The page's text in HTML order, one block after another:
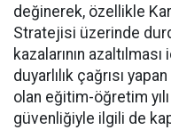
değinerek, özellikle
Stratejisi üzerinde
kazalarının
duyarlılık çağrısı
olan eğitim-öğretim
güvenliğiyle ilgili de